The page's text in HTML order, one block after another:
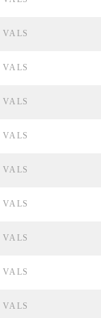
VALS
VALS
VALS
VALS
VALS
VALS
VALS
VALS
VALS